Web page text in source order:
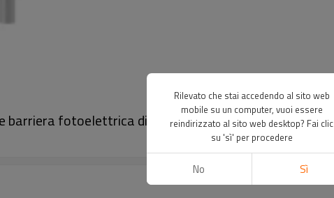
barriera fotoelettrica di sicurezza｜DADISICK
Rilevato che stai accedendo al sito web
mobile su un computer, vuoi essere
reindirizzato al sito web desktop? Fai clic
su 'sì' per procedere
No Sì